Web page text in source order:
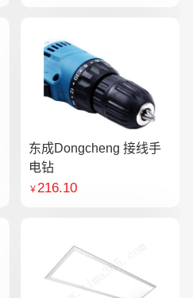
东成Dongcheng 接线手
电钻
￥216.10